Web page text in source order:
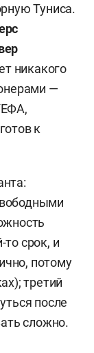
Туниса.
никакого
—
готов к
то срок, и
потому
третий
после
сложно.